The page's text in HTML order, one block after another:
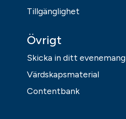
Tillgänglighet
Övrigt
Skicka in ditt evenemang
Värdskapsmaterial
Contentbank